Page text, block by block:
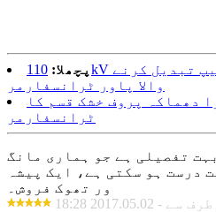
پچھلا: 110kV لیول تھری فیز آن لوڈ ٹیپ تبدیل کرنے
والا پاور ٹرانسفارمر
دھماکہ پروف خشک قسم کا
ٹرانسفارمر
تفصیلی ہے جو ہماری مانگ
درست ہو سکتی ہے، ایک پیشہ
ور تھوک فروش۔
18:28